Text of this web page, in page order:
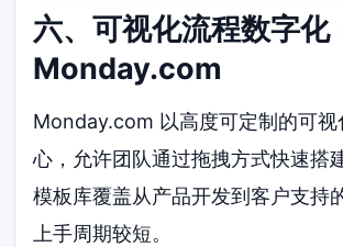
六、可视化流程数字化
Monday.com
Monday.com 以高度可定制的可视
心，允许团队通过拖拽方式快速搭
模板库覆盖从产品开发到客户支持
上手周期较短。